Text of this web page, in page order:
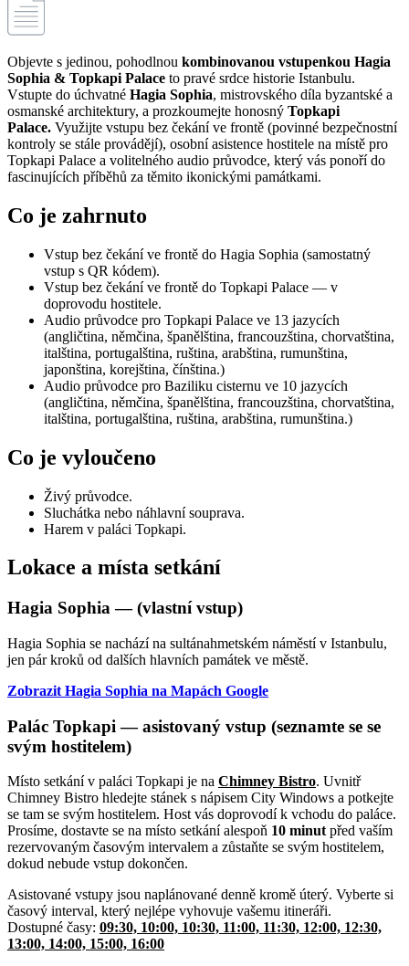
Objevte s jedinou, pohodlnou kombinovanou vstupenkou Hagia
Sophia & Topkapi Palace to pravé srdce historie Istanbulu.
Vstupte do úchvatné Hagia Sophia, mistrovského díla byzantské a
osmanské architektury, a prozkoumejte honosný Topkapi
Palace. Využijte vstupu bez čekání ve frontě (povinné bezpečnostní
kontroly se stále provádějí), osobní asistence hostitele na místě pro
Topkapi Palace a volitelného audio průvodce, který vás ponoří do
fascinujících příběhů za těmito ikonickými památkami.
Co je zahrnuto
Vstup bez čekání ve frontě do Hagia Sophia (samostatný
vstup s QR kódem).
Vstup bez čekání ve frontě do Topkapi Palace — v
doprovodu hostitele.
Audio průvodce pro Topkapi Palace ve 13 jazycích
(angličtina, němčina, španělština, francouzština, chorvatština,
italština, portugalština, ruština, arabština, rumunština,
japonština, korejština, čínština.)
Audio průvodce pro Baziliku cisternu ve 10 jazycích
(angličtina, němčina, španělština, francouzština, chorvatština,
italština, portugalština, ruština, arabština, rumunština.)
Co je vyloučeno
Živý průvodce.
Sluchátka nebo náhlavní souprava.
Harem v paláci Topkapi.
Lokace a místa setkání
Hagia Sophia — (vlastní vstup)
Hagia Sophia se nachází na sultánahmetském náměstí v Istanbulu,
jen pár kroků od dalších hlavních památek ve městě.
Zobrazit Hagia Sophia na Mapách Google
Palác Topkapi — asistovaný vstup (seznamte se se
svým hostitelem)
Místo setkání v paláci Topkapi je na Chimney Bistro. Uvnitř
Chimney Bistro hledejte stánek s nápisem City Windows a potkejte
se tam se svým hostitelem. Host vás doprovodí k vchodu do paláce.
Prosíme, dostavte se na místo setkání alespoň 10 minutpřed vaším
rezervovaným časovým intervalem a zůstaňte se svým hostitelem,
dokud nebude vstup dokončen.
Asistované vstupy jsou naplánované denně kromě úterý. Vyberte si
časový interval, který nejlépe vyhovuje vašemu itineráři.
Dostupné časy: 09:30, 10:00, 10:30, 11:00, 11:30, 12:00, 12:30,
13:00, 14:00, 15:00, 16:00